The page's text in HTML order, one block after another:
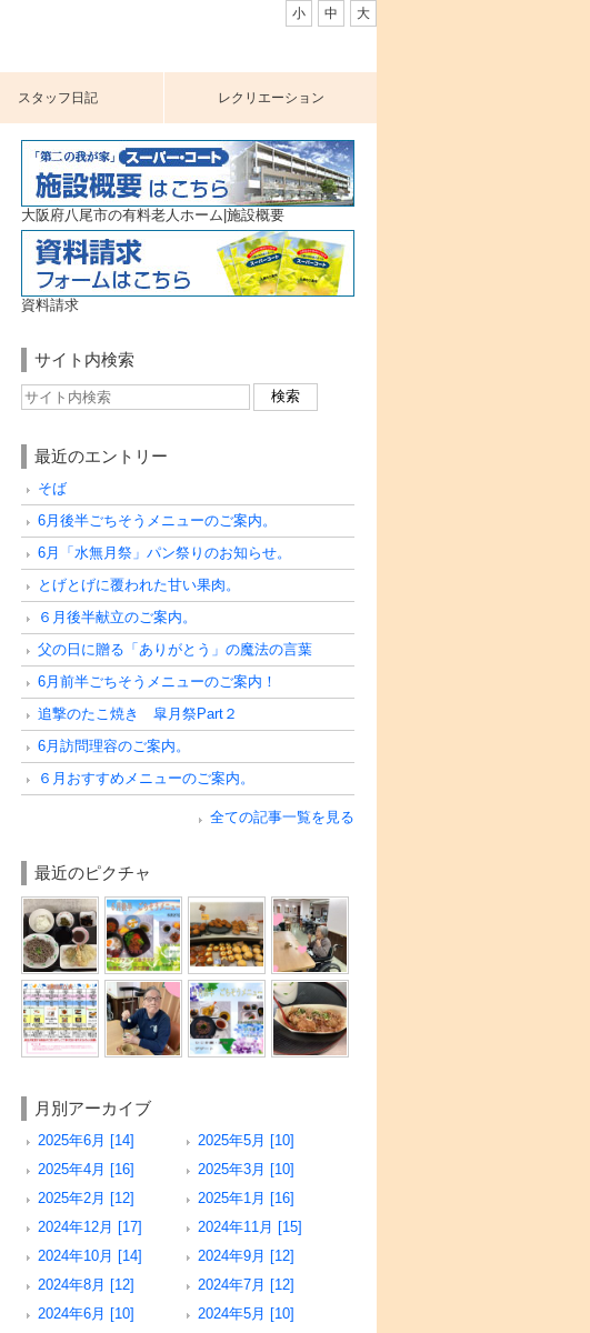
スタッフ日記 レクリエーション
小 中 大
大阪府八尾市の有料老人ホーム|施設概要
資料請求
サイト内検索
最近のエントリー
そば
6月後半ごちそうメニューのご案内。
6月「水無月祭」パン祭りのお知らせ。
とげとげに覆われた甘い果肉。
６月後半献立のご案内。
父の日に贈る「ありがとう」の魔法の言葉
6月前半ごちそうメニューのご案内！
追撃のたこ焼き 皐月祭Part２
6月訪問理容のご案内。
６月おすすめメニューのご案内。
全ての記事一覧を見る
最近のピクチャ
月別アーカイブ
2025年6月 [14]
2025年5月 [10]
2025年4月 [16]
2025年3月 [10]
2025年2月 [12]
2025年1月 [16]
2024年12月 [17]
2024年11月 [15]
2024年10月 [14]
2024年9月 [12]
2024年8月 [12]
2024年7月 [12]
2024年6月 [10]
2024年5月 [10]